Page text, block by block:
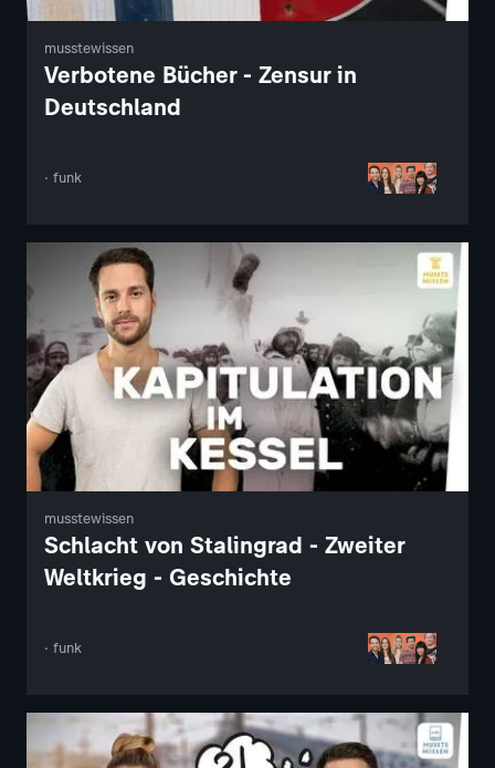
musstewissen
Verbotene Bücher - Zensur in
Deutschland
· funk
musstewissen
Schlacht von Stalingrad - Zweiter
Weltkrieg - Geschichte
· funk